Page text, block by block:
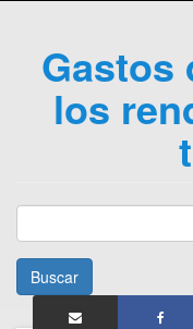
Gastos
los
Buscar